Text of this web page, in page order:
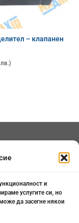
и
услугите си, но
да засегне някои
– клапанен